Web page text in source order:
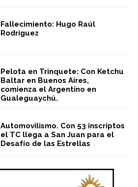
Fallecimiento: Hugo Raúl
Rodríguez
Pelota en Trinquete: Con Ketchu
Baltar en Buenos Aires,
comienza el Argentino en
Gualeguaychú.
Automovilismo. Con 53 inscriptos
el TC llega a San Juan para el
Desafío de las Estrellas